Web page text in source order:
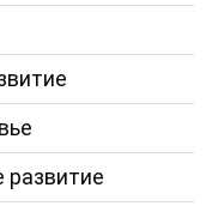
развитие